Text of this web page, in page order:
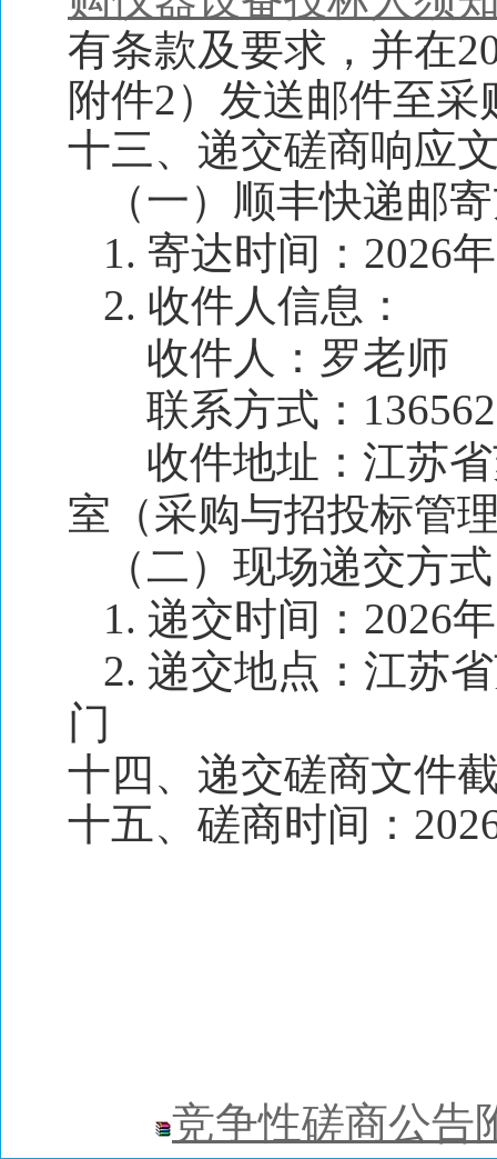
有条款及要求，并在
附件2）发送邮件至采
十三、递交磋商响应
（一）顺丰快递邮
1. 寄达时间：2026
2. 收件人信息：
收件人：罗老师
联系方式：
收件地址：江苏省
室（采购与招投标管
（二）现场递交方式
1. 递交时间：2026
2. 递交地点：江苏
门
十四、递交磋商文件
十五、磋商时间：
竞争性磋商公告